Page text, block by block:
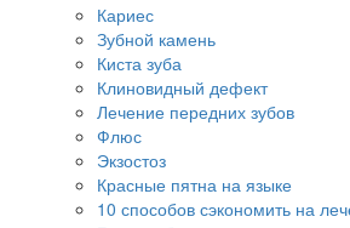
Кариес
Зубной камень
Киста зуба
Клиновидный дефект
Лечение передних зубов
Флюс
Экзостоз
Красные пятна на языке
10 способов сэкономить на